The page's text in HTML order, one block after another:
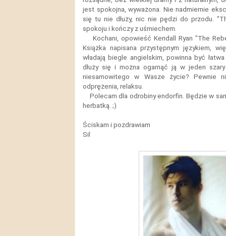
jest spokojna, wyważona. Nie nadmiernie
się tu nie dłuży, nic nie pędzi do przodu.
spokoju i kończy z uśmiechem.
Kochani, opowieść Kendall Ryan "The
Książka napisana przystępnym językiem,
władają biegle angielskim, powinna być
dłuży się i można ogarnąć ją w jeden
niesamowitego w Wasze życie? Pewnie
odprężenia, relaksu.
Polecam dla odrobiny endorfin. Będzie w
herbatką. ;)
Ściskam i pozdrawiam
Sil